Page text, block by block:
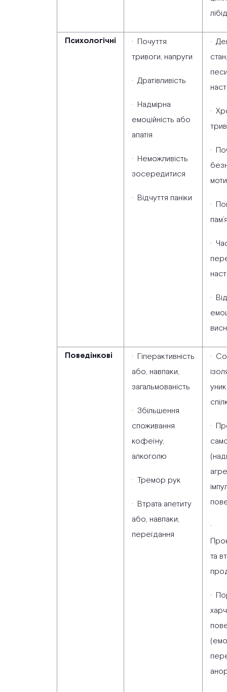
Психологічні
· Почуття
тривоги, напруги
· Дратівливість
· Надмірна
емоційність або
апатія
· Неможливість
зосередитися
· Відчуття паніки
·
стан,
·
·
·
·
·
Поведінкові
· Гіперактивність
або, навпаки,
загальмованість
· Збільшення
споживання
кофеїну,
алкоголю
· Тремор рук
· Втрата апетиту
або, навпаки,
переїдання
·
·
·
та
·